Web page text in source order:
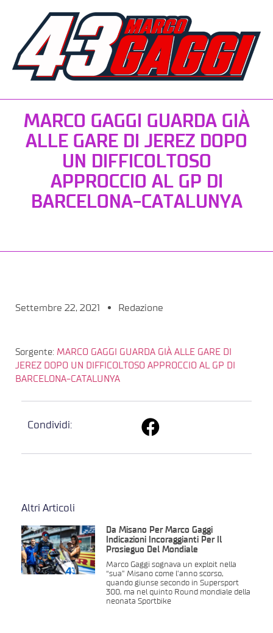
MARCO GAGGI GUARDA GIÀ
ALLE GARE DI JEREZ DOPO
UN DIFFICOLTOSO
APPROCCIO AL GP DI
BARCELONA-CATALUNYA
Settembre 22, 2021 Redazione
Sorgente: MARCO GAGGI GUARDA GIÀ ALLE GARE DI
JEREZ DOPO UN DIFFICOLTOSO APPROCCIO AL GP DI
BARCELONA-CATALUNYA
Condividi:
Altri Articoli
Da Misano Per Marco Gaggi
Indicazioni Incoraggianti Per Il
Prosieguo Del Mondiale
Marco Gaggi sognava un exploit nella
“sua” Misano come l’anno scorso,
quando giunse secondo in Supersport
300, ma nel quinto Round mondiale della
neonata Sportbike